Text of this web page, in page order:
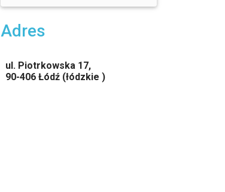
Adres
ul. Piotrkowska 17,
90-406 Łódź (łódzkie )